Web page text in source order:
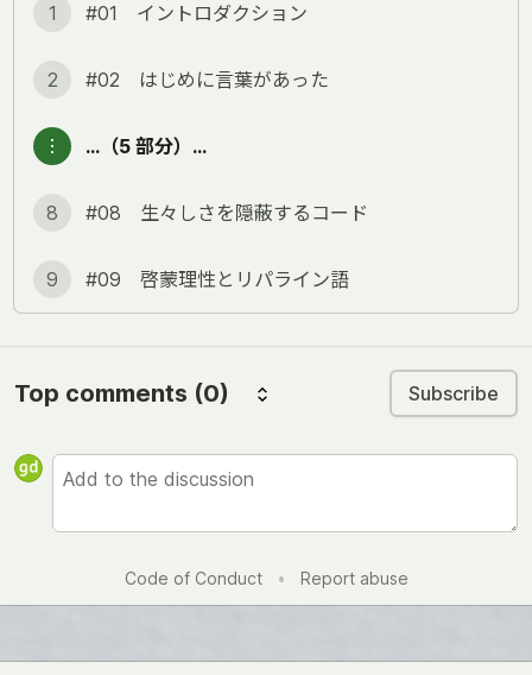
1 #01 イントロダクション
2 #02 はじめに言葉があった
︙ …（5 部分）…
8 #08 生々しさを隠蔽するコード
9 #09 啓蒙理性とリパライン語
Top comments (0) Subscribe
Code of Conduct • Report abuse